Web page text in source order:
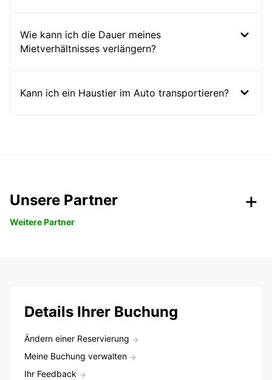
Wie kann ich die Dauer meines
Mietverhältnisses verlängern?
Kann ich ein Haustier im Auto transportieren?
Unsere Partner
Weitere Partner
Details Ihrer Buchung
Ändern einer Reservierung
Meine Buchung verwalten
Ihr Feedback